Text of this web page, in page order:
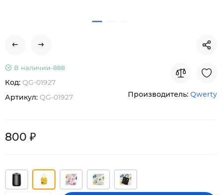
В наличии-888
Код: QG-01927
Артикул: QG-01927 Производитель: Qwerty
800 ₽